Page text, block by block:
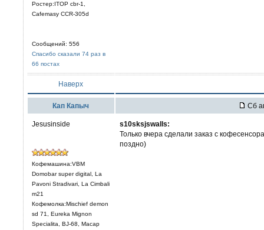
Ростер:ITOP cbr-1,
Cafemasy CCR-305d
Сообщений: 556
Спасибо сказали 74 раз в
66 постах
Наверх
Кап Капыч Сб
Jesusinside
Кофемашина:VBM
Domobar super digital, La
Pavoni Stradivari, La Cimbali
m21
Кофемолка:Mischief demon
sd 71, Eureka Mignon
Specialita, BJ-68, Macap
s10sksjswalls:
Только вчера сделали заказ с
поздно)